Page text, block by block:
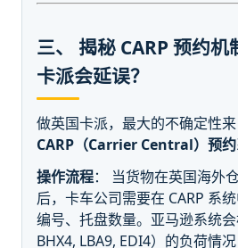
三、 揭秘 CARP 预约
卡派会延误？
做英国卡派，最大的不确定性来
CARP（Carrier Central）预
操作流程： 当货物在英国海外
后，卡车公司需要在 CARP 系
编号、托盘数量。亚马逊系统
BHX4, LBA9, EDI4）的负荷情